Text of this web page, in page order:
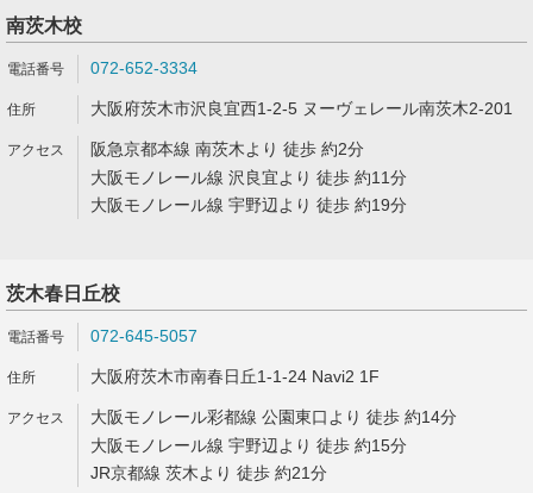
南茨木校
072-652-3334
大阪府茨木市沢良宜西1-2-5 ヌーヴェレール南茨木2-201
阪急京都本線 南茨木より 徒歩 約2分
大阪モノレール線 沢良宜より 徒歩 約11分
大阪モノレール線 宇野辺より 徒歩 約19分
茨木春日丘校
072-645-5057
大阪府茨木市南春日丘1-1-24 Navi2 1F
大阪モノレール彩都線 公園東口より 徒歩 約14分
大阪モノレール線 宇野辺より 徒歩 約15分
JR京都線 茨木より 徒歩 約21分